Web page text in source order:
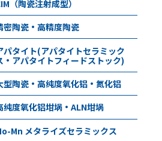
（陶瓷注射成型）
密陶瓷・高精度陶瓷
パタイト(アパタイトセラミック
・アパタイトフィードストック)
型陶瓷・高纯度氧化铝・氮化铝
纯度氧化铝坩埚・ALN坩埚
Mn メタライズセラミックス